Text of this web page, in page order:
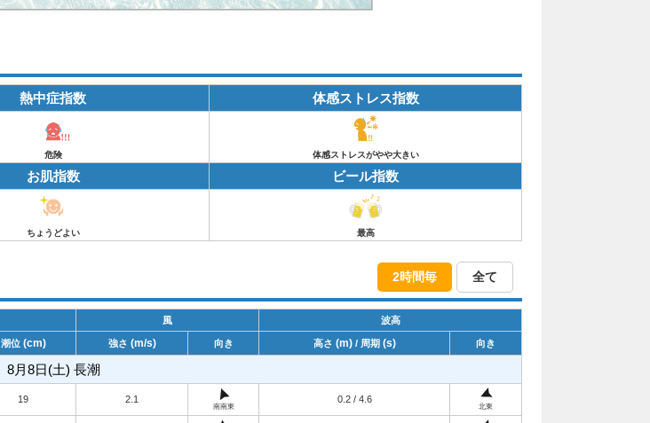
熱中症指数 体感ストレス指数
危険 体感ストレスがやや大きい
お肌指数 ビール指数
ちょうどよい 最高
2時間毎 全て
風 波高
潮位 (cm) 強さ (m/s) 向き 高さ (m)/ 周期 (s) 向き
8月8日(土) 長潮
19 2.1
南南東
0.2 / 4.6
北東